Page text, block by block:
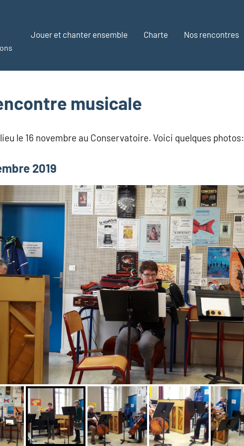
Jouer et chanter ensemble Charte Nos rencontres
musicale
le 16 novembre au Conservatoire. Voici quelques photos:
2019